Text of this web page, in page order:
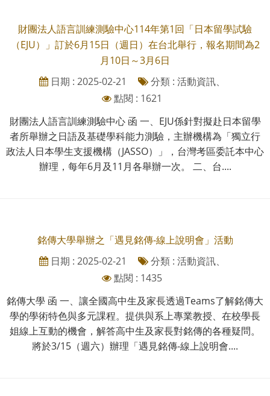
財團法人語言訓練測驗中心114年第1回「日本留學試驗
（EJU）」訂於6月15日（週日）在台北舉行，報名期間為2
月10日～3月6日
日期 : 2025-02-21
分類 : 活動資訊、
點閱 : 1621
財團法人語言訓練測驗中心 函 一、EJU係針對擬赴日本留學
者所舉辦之日語及基礎學科能力測驗，主辦機構為「獨立行
政法人日本學生支援機構（JASSO）」，台灣考區委託本中心
辦理，每年6月及11月各舉辦一次。 二、台....
銘傳大學舉辦之「遇見銘傳-線上說明會」活動
日期 : 2025-02-21
分類 : 活動資訊、
點閱 : 1435
銘傳大學 函 一、讓全國高中生及家長透過Teams了解銘傳大
學的學術特色與多元課程。提供與系上專業教授、在校學長
姐線上互動的機會，解答高中生及家長對銘傳的各種疑問。
將於3/15（週六）辦理「遇見銘傳-線上說明會....